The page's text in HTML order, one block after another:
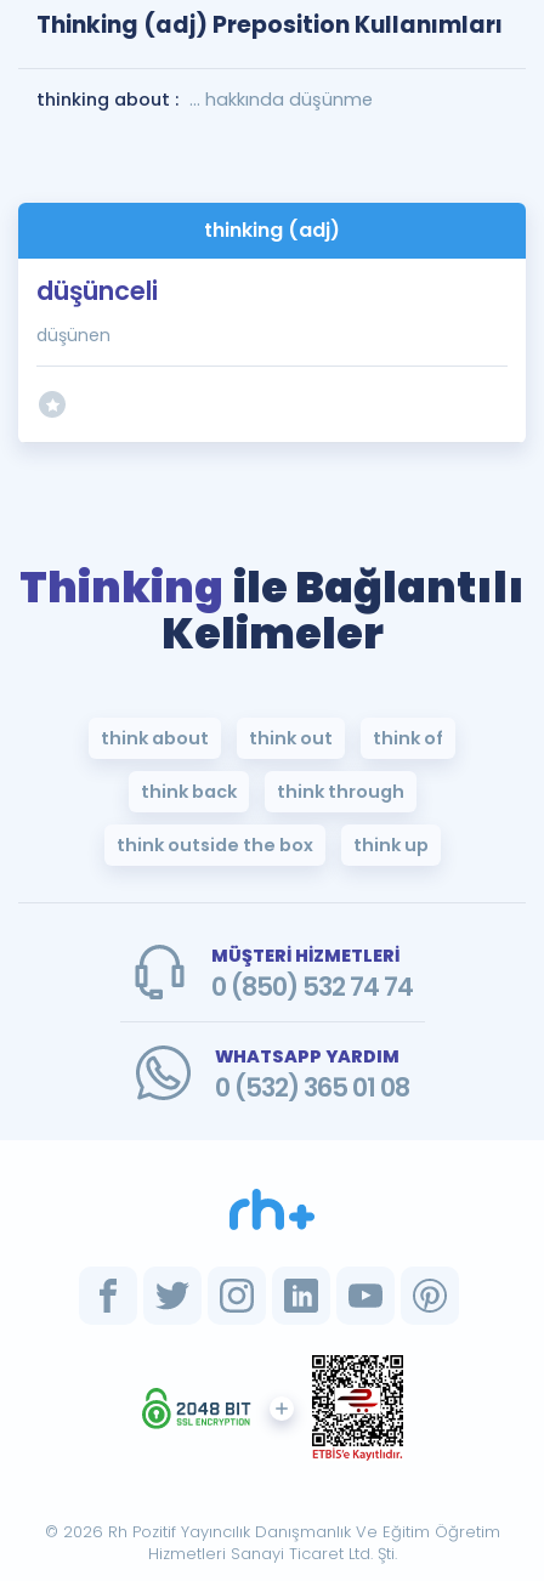
Thinking (adj) Preposition Kullanımları
thinking about : ... hakkında düşünme
thinking (adj)
düşünceli
düşünen
Thinking ile Bağlantılı
Kelimeler
think about think out think of
think back think through
think outside the box think up
MÜŞTERİ HİZMETLERİ
0 (850) 532 74 74
WHATSAPP YARDIM
0 (532) 365 01 08
© 2026 Rh Pozitif Yayıncılık Danışmanlık Ve Eğitim Öğretim
Hizmetleri Sanayi Ticaret Ltd. Şti.